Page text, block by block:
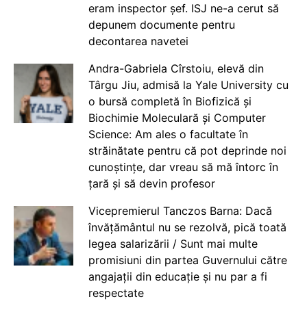
eram inspector șef. ISJ ne-a cerut să
depunem documente pentru
decontarea navetei
Andra-Gabriela Cîrstoiu, elevă din
Târgu Jiu, admisă la Yale University cu
o bursă completă în Biofizică și
Biochimie Moleculară și Computer
Science: Am ales o facultate în
străinătate pentru că pot deprinde noi
cunoștințe, dar vreau să mă întorc în
țară și să devin profesor
Vicepremierul Tanczos Barna: Dacă
învățământul nu se rezolvă, pică toată
legea salarizării / Sunt mai multe
promisiuni din partea Guvernului către
angajații din educație și nu par a fi
respectate